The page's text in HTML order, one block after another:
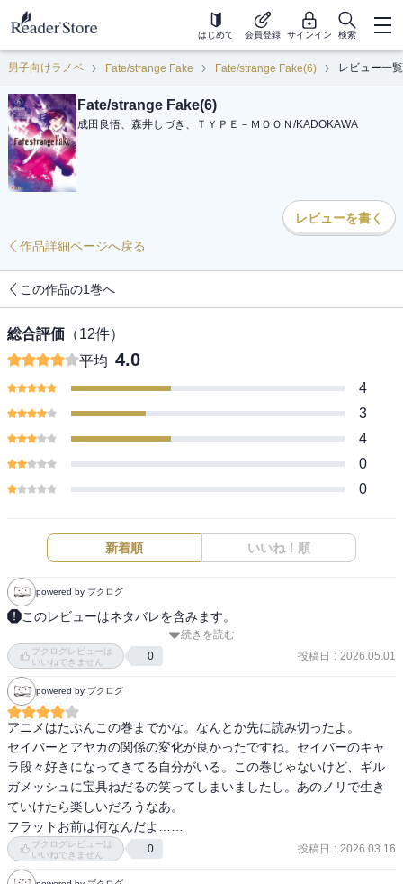
はじめて 会員登録 サインイン 検索
男子向けラノベ Fate/strange Fake Fate/strange Fake(6) レビュー一覧
Fate/strange Fake(6)
成田良悟、森井しづき、ＴＹＰＥ－ＭＯＯＮ /KADOKAWA
レビューを書く
作品詳細ページへ戻る
この作品の1巻へ
総合評価 （12件）
平均 4.0
4
3
4
0
0
新着順 いいね！順
powered by ブクログ
このレビューはネタバレを含みます。
FGOの方のイベントがアレだからこっちをせめてアニメに追いつく
までは読んじゃおうということで急いで読んだ。面白かった。陣営
としては偽狂と偽騎が気に入っていたから、一気に崩れてしまって
とても悲しい…がフラットの方は続きが凄そうだから早めに7巻を読
む。椿ちゃんはどうなるんだろうな…。お菓子につられるケルベロ
ス可愛い。
続きを読む
ブクログレビューは
いいねできません
0 投稿日 : 2026.05.01
powered by ブクログ
アニメはたぶんこの巻までかな。なんとか先に読み切ったよ。
セイバーとアヤカの関係の変化が良かったですね。セイバーのキャ
ラ段々好きになってきてる自分がいる。この巻じゃないけど、ギル
ガメッシュに宝具ねだるの笑ってしまいましたし。あのノリで生き
ていけたら楽しいだろうなあ。
フラットお前は何なんだよ……
ブクログレビューは
いいねできません
0 投稿日 : 2026.03.16